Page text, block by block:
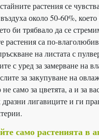
растения се
около 50-60%,
би трябвало да се
растения са по-
на листата с
с уред за замерване на
за закупуване на
само за цветята, а и за
дразни лигавиците и ги
само растенията в